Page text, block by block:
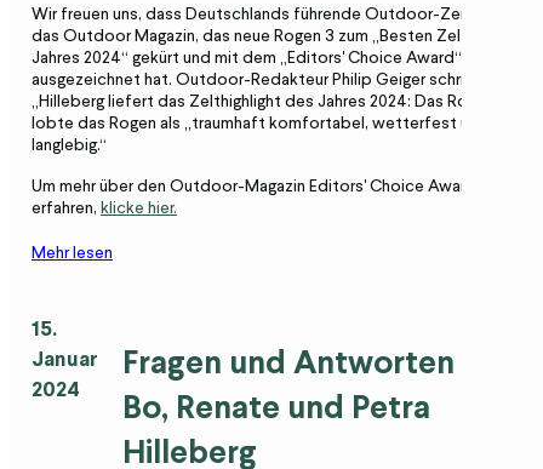
Wir freuen uns, dass Deutschlands führende Outdoor-Zeitschrift,
das Outdoor Magazin, das neue Rogen 3 zum „Besten Zelt des
Jahres 2024“ gekürt und mit dem „Editors' Choice Award“
ausgezeichnet hat. Outdoor-Redakteur Philip Geiger schrieb:
„Hilleberg liefert das Zelthighlight des Jahres 2024: Das Rogen 3.“ Er
lobte das Rogen als „traumhaft komfortabel, wetterfest und sehr
langlebig.“
Um mehr über den Outdoor-Magazin Editors' Choice Award zu
erfahren, klicke hier.
Mehr lesen
15.
Januar
2024
Fragen und Antworten mit
Bo, Renate und Petra
Hilleberg